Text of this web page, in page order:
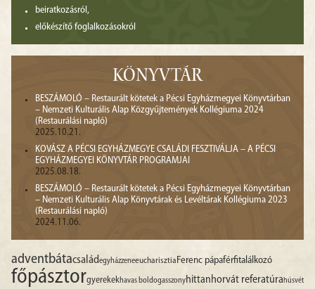
beiratkozásról,
előkészítő foglalkozásokról
KÖNYVTÁR
BESZÁMOLÓ – Restaurált kötetek a Pécsi Egyházmegyei Könyvtárban
– Nemzeti Kulturális Alap Közgyűjtemények Kollégiuma 2024
(Restaurálási napló)
2025.10.21.
KOVÁSZ A PÉCSI EGYHÁZMEGYE CSALÁDI FESZTIVÁLJA – A PÉCSI
EGYHÁZMEGYEI KÖNYVTÁR PROGRAMJAI
2025.08.18.
BESZÁMOLÓ – Restaurált kötetek a Pécsi Egyházmegyei Könyvtárban
– Nemzeti Kulturális Alap Könyvtárak és Levéltárak Kollégiuma 2023
(Restaurálási napló)
2024.11.06.
adventbátacsaládegyházzeneeucharisztiaFerenc pápaférfitalálkozó
főpásztorgyerekekhavas boldogasszonyhittanhorvát referatúrahúsvét